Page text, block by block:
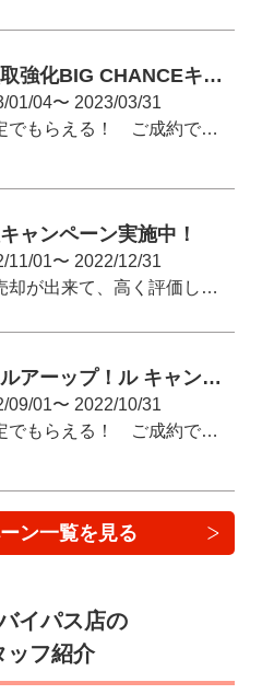
『春の買取強化BIG CHANCEキャンペーン』
01/04〜 2023/03/31
ご来店査定でもらえる！ ご成約で当たる（かも）！
ャンペーン実施中！
11/01〜 2022/12/31
安心して売却が出来て、高く評価してもらいたい！という方へ
『スマイルアーップ！ル キャンペーン』
09/01〜 2022/10/31
ご来店査定でもらえる！ ご成約で当たる（かも）！
ン一覧を見る
イパス店の
ッフ紹介